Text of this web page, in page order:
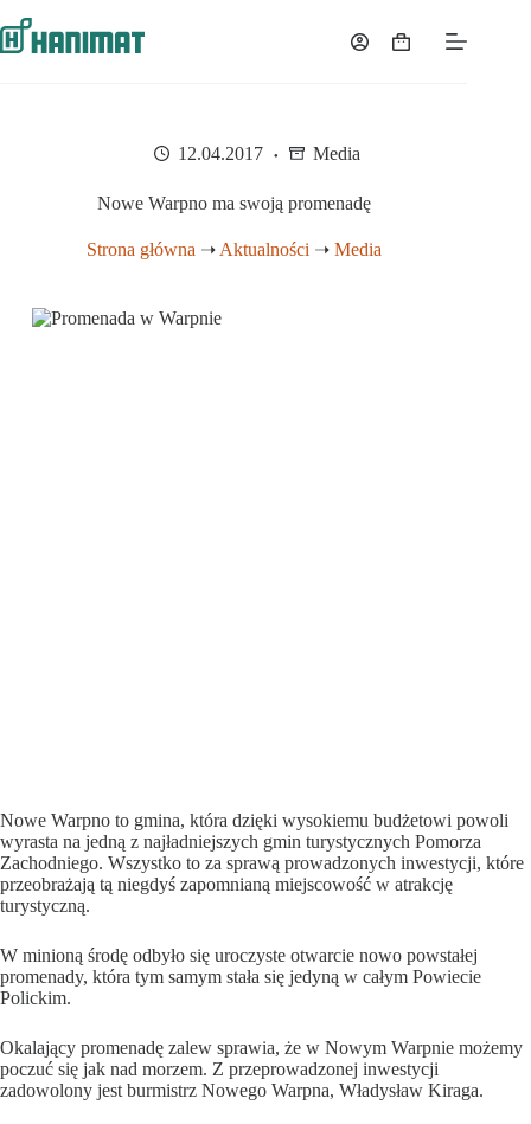
do
treści
Koszyk
12.04.2017 Media
Nowe Warpno ma swoją promenadę
Strona główna ➝ Aktualności ➝ Media
Nowe Warpno to gmina, która dzięki wysokiemu budżetowi powoli
wyrasta na jedną z najładniejszych gmin turystycznych Pomorza
Zachodniego. Wszystko to za sprawą prowadzonych inwestycji, które
przeobrażają tą niegdyś zapomnianą miejscowość w atrakcję
turystyczną.
W minioną środę odbyło się uroczyste otwarcie nowo powstałej
promenady, która tym samym stała się jedyną w całym Powiecie
Polickim.
Okalający promenadę zalew sprawia, że w Nowym Warpnie możemy
poczuć się jak nad morzem. Z przeprowadzonej inwestycji
zadowolony jest burmistrz Nowego Warpna, Władysław Kiraga.